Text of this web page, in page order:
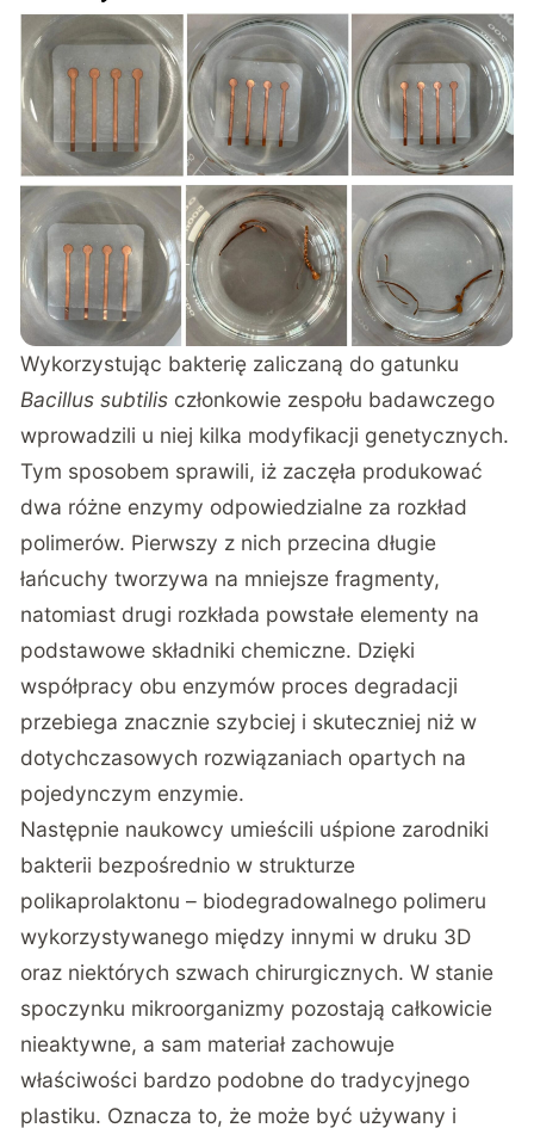
Wykorzystując bakterię zaliczaną do gatunku
Bacillus subtilis członkowie zespołu badawczego
wprowadzili u niej kilka modyfikacji genetycznych.
Tym sposobem sprawili, iż zaczęła produkować
dwa różne enzymy odpowiedzialne za rozkład
polimerów. Pierwszy z nich przecina długie
łańcuchy tworzywa na mniejsze fragmenty,
natomiast drugi rozkłada powstałe elementy na
podstawowe składniki chemiczne. Dzięki
współpracy obu enzymów proces degradacji
przebiega znacznie szybciej i skuteczniej niż w
dotychczasowych rozwiązaniach opartych na
pojedynczym enzymie.
Następnie naukowcy umieścili uśpione zarodniki
bakterii bezpośrednio w strukturze
polikaprolaktonu – biodegradowalnego polimeru
wykorzystywanego między innymi w druku 3D
oraz niektórych szwach chirurgicznych. W stanie
spoczynku mikroorganizmy pozostają całkowicie
nieaktywne, a sam materiał zachowuje
właściwości bardzo podobne do tradycyjnego
plastiku. Oznacza to, że może być używany i